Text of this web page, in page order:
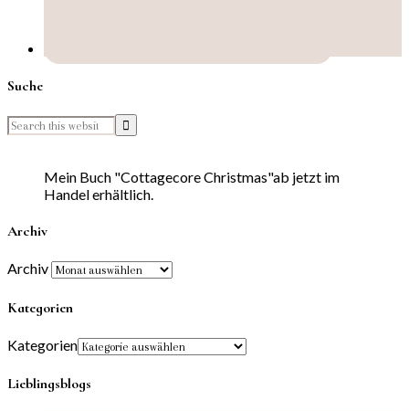
Suche
Mein Buch "Cottagecore Christmas"ab jetzt im
Handel erhältlich.
Archiv
Archiv
Kategorien
Kategorien
Lieblingsblogs